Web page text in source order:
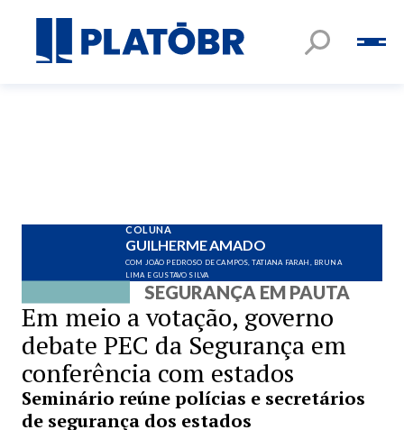
COLUNA
GUILHERME AMADO
COM JOÃO PEDROSO DE CAMPOS, TATIANA FARAH, BRUNA
LIMA E GUSTAVO SILVA
SEGURANÇA EM PAUTA
Em meio a votação, governo
debate PEC da Segurança em
conferência com estados
Seminário reúne polícias e secretários
de segurança dos estados